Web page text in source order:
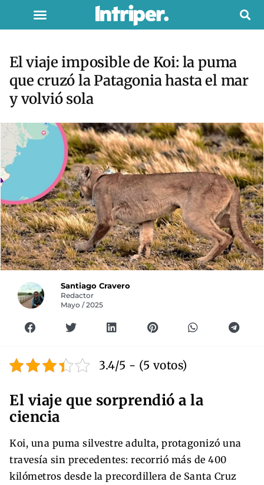
El viaje imposible de Koi: la puma
que cruzó la Patagonia hasta el mar
y volvió sola
Santiago Cravero
Redactor
Mayo / 2025
3.4/5 - (5 votos)
El viaje que sorprendió a la
ciencia
Koi, una puma silvestre adulta, protagonizó una
travesía sin precedentes: recorrió más de 400
kilómetros desde la precordillera de Santa Cruz